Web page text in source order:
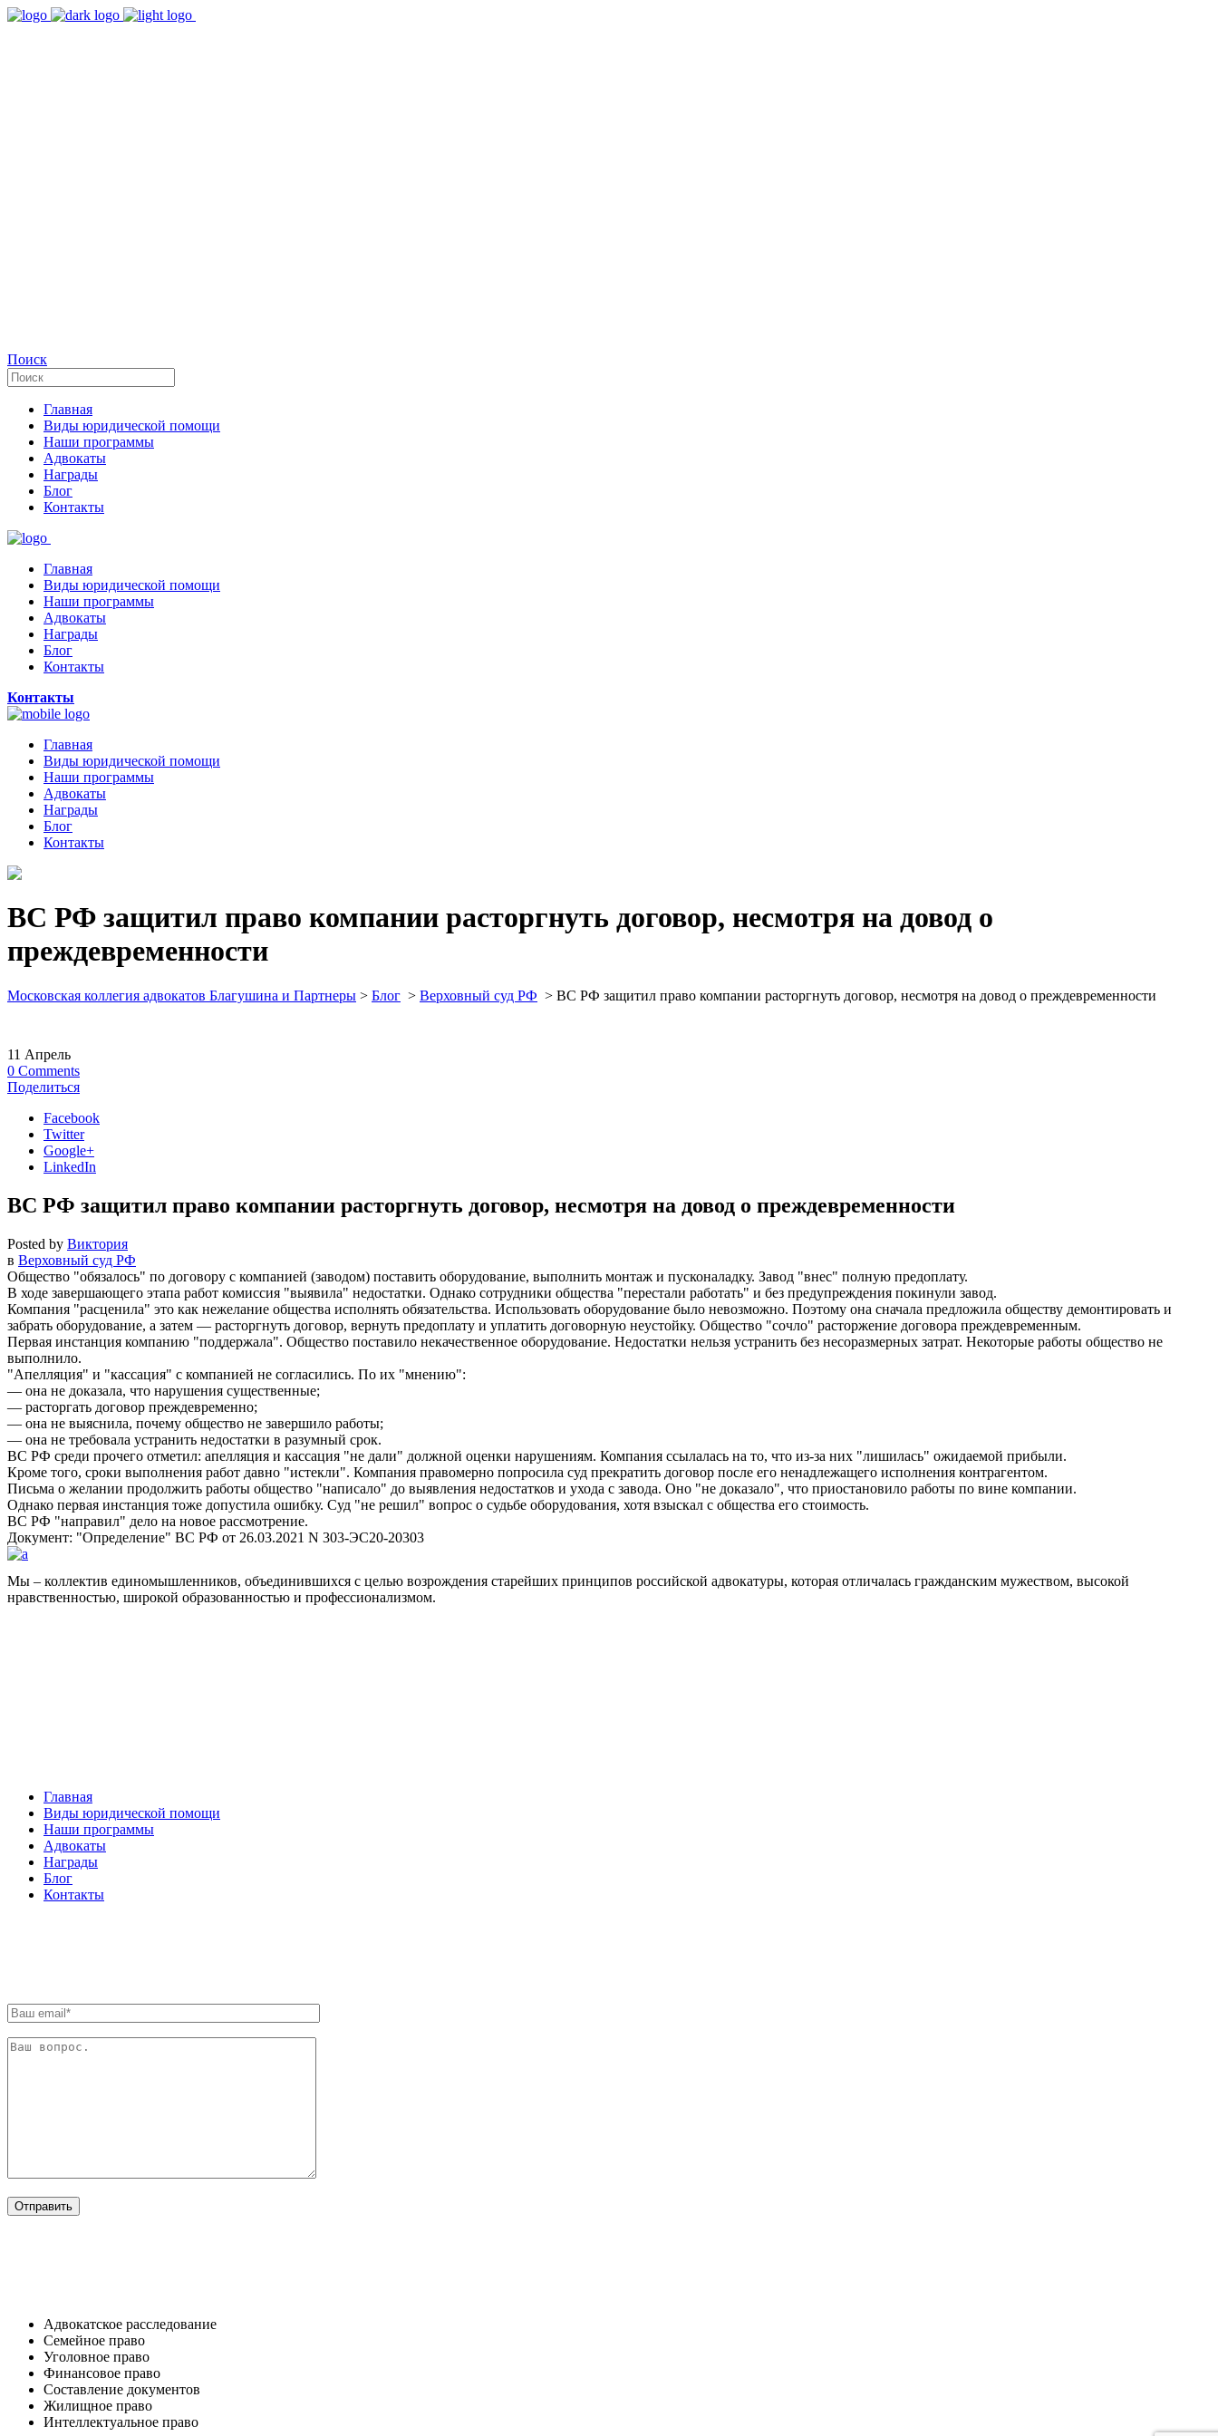
Поиск
Главная
Виды юридической помощи
Наши программы
Адвокаты
Награды
Блог
Контакты
Главная
Виды юридической помощи
Наши программы
Адвокаты
Награды
Блог
Контакты
Контакты
Главная
Виды юридической помощи
Наши программы
Адвокаты
Награды
Блог
Контакты
ВС РФ защитил право компании расторгнуть договор, несмотря на довод о
преждевременности
Московская коллегия адвокатов Благушина и Партнеры > Блог > Верховный суд РФ > ВС РФ защитил право компании расторгнуть договор, несмотря на довод о преждевременности
11 Апрель
0 Comments
Поделиться
Facebook
Twitter
Google+
LinkedIn
ВС РФ защитил право компании расторгнуть договор, несмотря на довод о преждевременности
Posted by Виктория
в Верховный суд РФ
Общество
обязалось по договору с компанией (заводом) поставить оборудование, выполнить монтаж и пусконаладку. Завод внес
полную предоплату.
В ходе завершающего этапа работ комиссия
выявила недостатки. Однако сотрудники общества перестали работать
и без предупреждения покинули завод.
Компания
расценила
это как нежелание общества исполнять обязательства. Использовать оборудование было невозможно. Поэтому она сначала предложила обществу демонтировать и
забрать оборудование, а затем — расторгнуть договор, вернуть предоплату и уплатить договорную неустойку. Общество
сочло
расторжение договора преждевременным.
Первая инстанция компанию
поддержала . Общество поставило некачественное оборудование. Недостатки нельзя устранить без несоразмерных затрат. Некоторые работы общество не
выполнило.
Апелляция
и кассация с компанией не согласились. По их мнению :
— она не доказала, что нарушения существенные;
— расторгать договор преждевременно;
— она не выяснила, почему общество не завершило работы;
— она не требовала устранить недостатки в разумный срок.
ВС РФ среди прочего отметил: апелляция и кассация
не дали должной оценки нарушениям. Компания ссылалась на то, что из-за них лишилась
ожидаемой прибыли.
Кроме того, сроки выполнения работ давно
истекли . Компания правомерно попросила суд прекратить договор после его ненадлежащего исполнения контрагентом.
Письма о желании продолжить работы общество
написало до выявления недостатков и ухода с завода. Оно не доказало , что приостановило работы по вине компании.
Однако первая инстанция тоже допустила ошибку. Суд
не решил
вопрос о судьбе оборудования, хотя взыскал с общества его стоимость.
ВС РФ
направил
дело на новое рассмотрение.
Документ:
Определение ВС РФ от 26.03.2021 N 303-ЭС20-20303
Мы – коллектив единомышленников, объединившихся с целью возрождения старейших принципов российской адвокатуры, которая отличалась гражданским мужеством, высокой
нравственностью, широкой образованностью и профессионализмом.
Главная
Виды юридической помощи
Наши программы
Адвокаты
Награды
Блог
Контакты
Адвокатское расследование
Семейное право​
Уголовное право​
Финансовое право
Составление документов​
Жилищное право​
Интеллектуальное право